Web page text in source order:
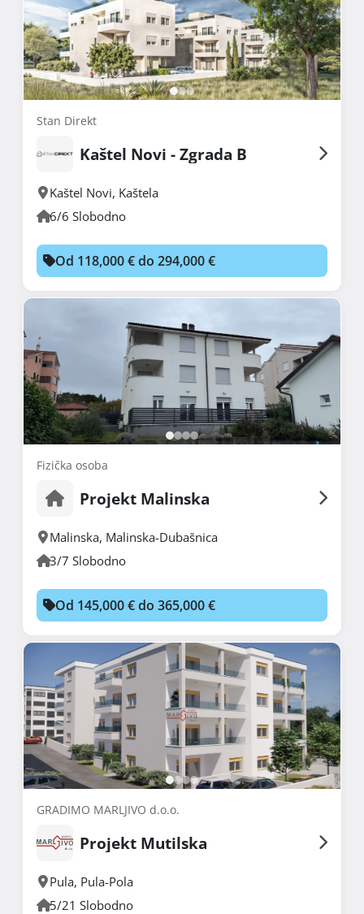
Stan Direkt
Kaštel Novi - Zgrada B
Kaštel Novi, Kaštela
6/6 Slobodno
Od 118,000 € do 294,000 €
Fizička osoba
Projekt Malinska
Malinska, Malinska-Dubašnica
3/7 Slobodno
Od 145,000 € do 365,000 €
GRADIMO MARLJIVO d.o.o.
Projekt Mutilska
Pula, Pula-Pola
5/21 Slobodno